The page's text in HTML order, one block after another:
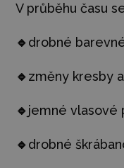
V průběhu času
🔹drobné
🔹změny kresby
🔹jemné vlasové
🔹drobné